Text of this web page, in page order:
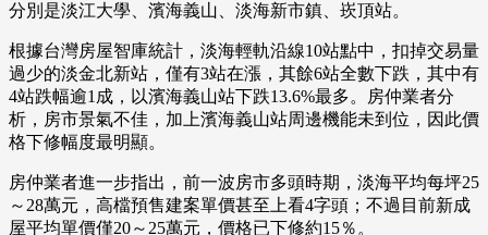
分別是淡江大學、濱海義山、淡海新市鎮、崁頂站。
根據台灣房屋智庫統計，淡海輕軌沿線10站點中，扣掉交易量
過少的淡金北新站，僅有3站在漲，其餘6站全數下跌，其中有
4站跌幅逾1成，以濱海義山站下跌13.6%最多。房仲業者分
析，房市景氣不佳，加上濱海義山站周邊機能未到位，因此價
格下修幅度最明顯。
房仲業者進一步指出，前一波房市多頭時期，淡海平均每坪25
～28萬元，高檔預售建案單價甚至上看4字頭；不過目前新成
屋平均單價僅20～25萬元，價格已下修約15％。